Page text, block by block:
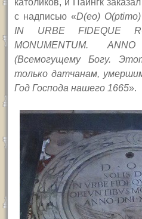
католиков, и Пайнгк
с надписью «D(eo)
IN URBE FIDEQUE
MONUMENTUM.
(Всемогущему Богу.
только датчанам,
Год Господа нашего 1665».